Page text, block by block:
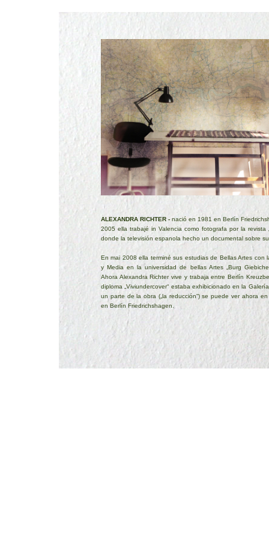
ALEXANDRA RICHTER - nació en 1981 en Berlín
2005 ella trabajé in Valencia como fotografa por la revista
donde la televisión espanola hecho un documental sobre
En mai 2008 ella terminé sus estudias de Bellas Artes con
y Media en la universidad de bellas Artes „Burg
Ahora Alexandra Richter vive y trabaja entre Berlín
diploma „Viviundercover“ estaba exhibicionado en la
un parte de la obra („la reducción“) se puede ver ahora en
en Berlín Friedrichshagen.